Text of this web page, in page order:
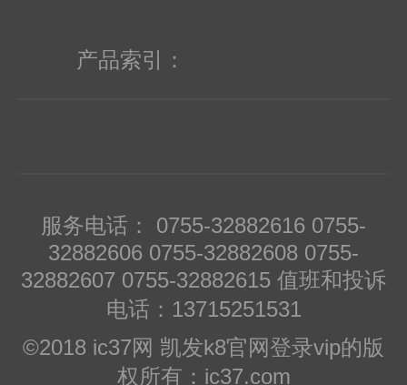
产品索引：
服务电话： 0755-32882616 0755-
32882606 0755-32882608 0755-
32882607 0755-32882615 值班和投诉
电话：13715251531
©2018 ic37网 凯发k8官网登录vip的版
权所有：ic37.com